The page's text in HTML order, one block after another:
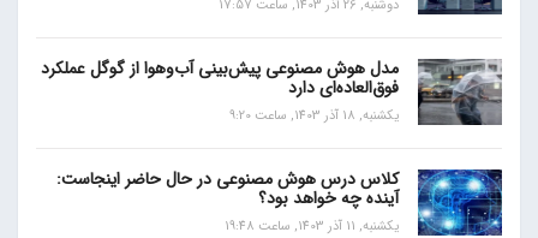
دوشنبه, 26 آذر 1403, ساعت 17:57
مدل هوش مصنوعی پیش‌بینی آب‌و‌هوا از گوگل عملکرد
فوق‌العاده‌ای دارد
یکشنبه, 18 آذر 1403, ساعت 9:20
کلاس درس هوش مصنوعی در حال حاضر اینجاست:
آینده چه خواهد بود؟
یکشنبه, 11 آذر 1403, ساعت 19:48